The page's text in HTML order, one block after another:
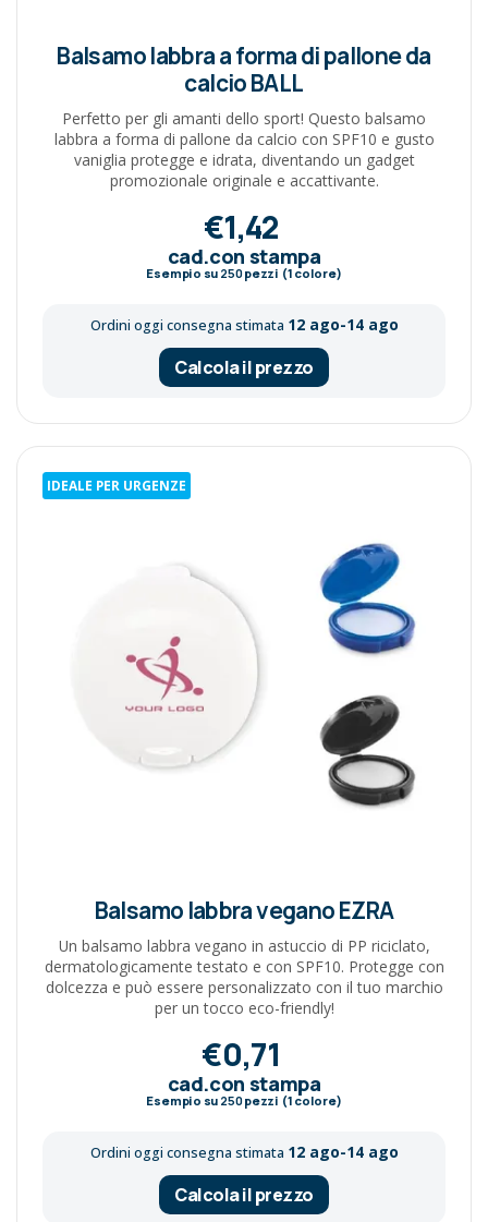
Balsamo labbra a forma di pallone da
calcio BALL
Perfetto per gli amanti dello sport! Questo balsamo
labbra a forma di pallone da calcio con SPF10 e gusto
vaniglia protegge e idrata, diventando un gadget
promozionale originale e accattivante.
€1,42
cad.con stampa
Esempio su 250pezzi (1 colore)
Ordini oggi consegna stimata 12 ago-14 ago
Calcola il prezzo
IDEALE PER URGENZE
Balsamo labbra vegano EZRA
Un balsamo labbra vegano in astuccio di PP riciclato,
dermatologicamente testato e con SPF10. Protegge con
dolcezza e può essere personalizzato con il tuo marchio
per un tocco eco-friendly!
€0,71
cad.con stampa
Esempio su 250pezzi (1 colore)
Ordini oggi consegna stimata 12 ago-14 ago
Calcola il prezzo